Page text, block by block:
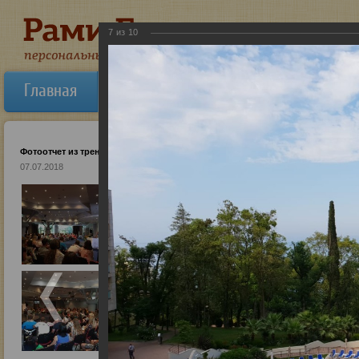
Главная Новости
Фотоотчет из тренинга в Сочи (июнь 2018)
07.07.2018
7 из 10